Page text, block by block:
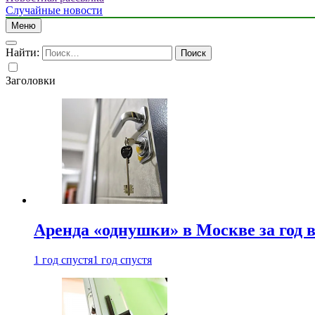
Случайные новости
Меню
Найти:
Заголовки
Аренда «однушки» в Москве за год
1 год спустя1 год спустя